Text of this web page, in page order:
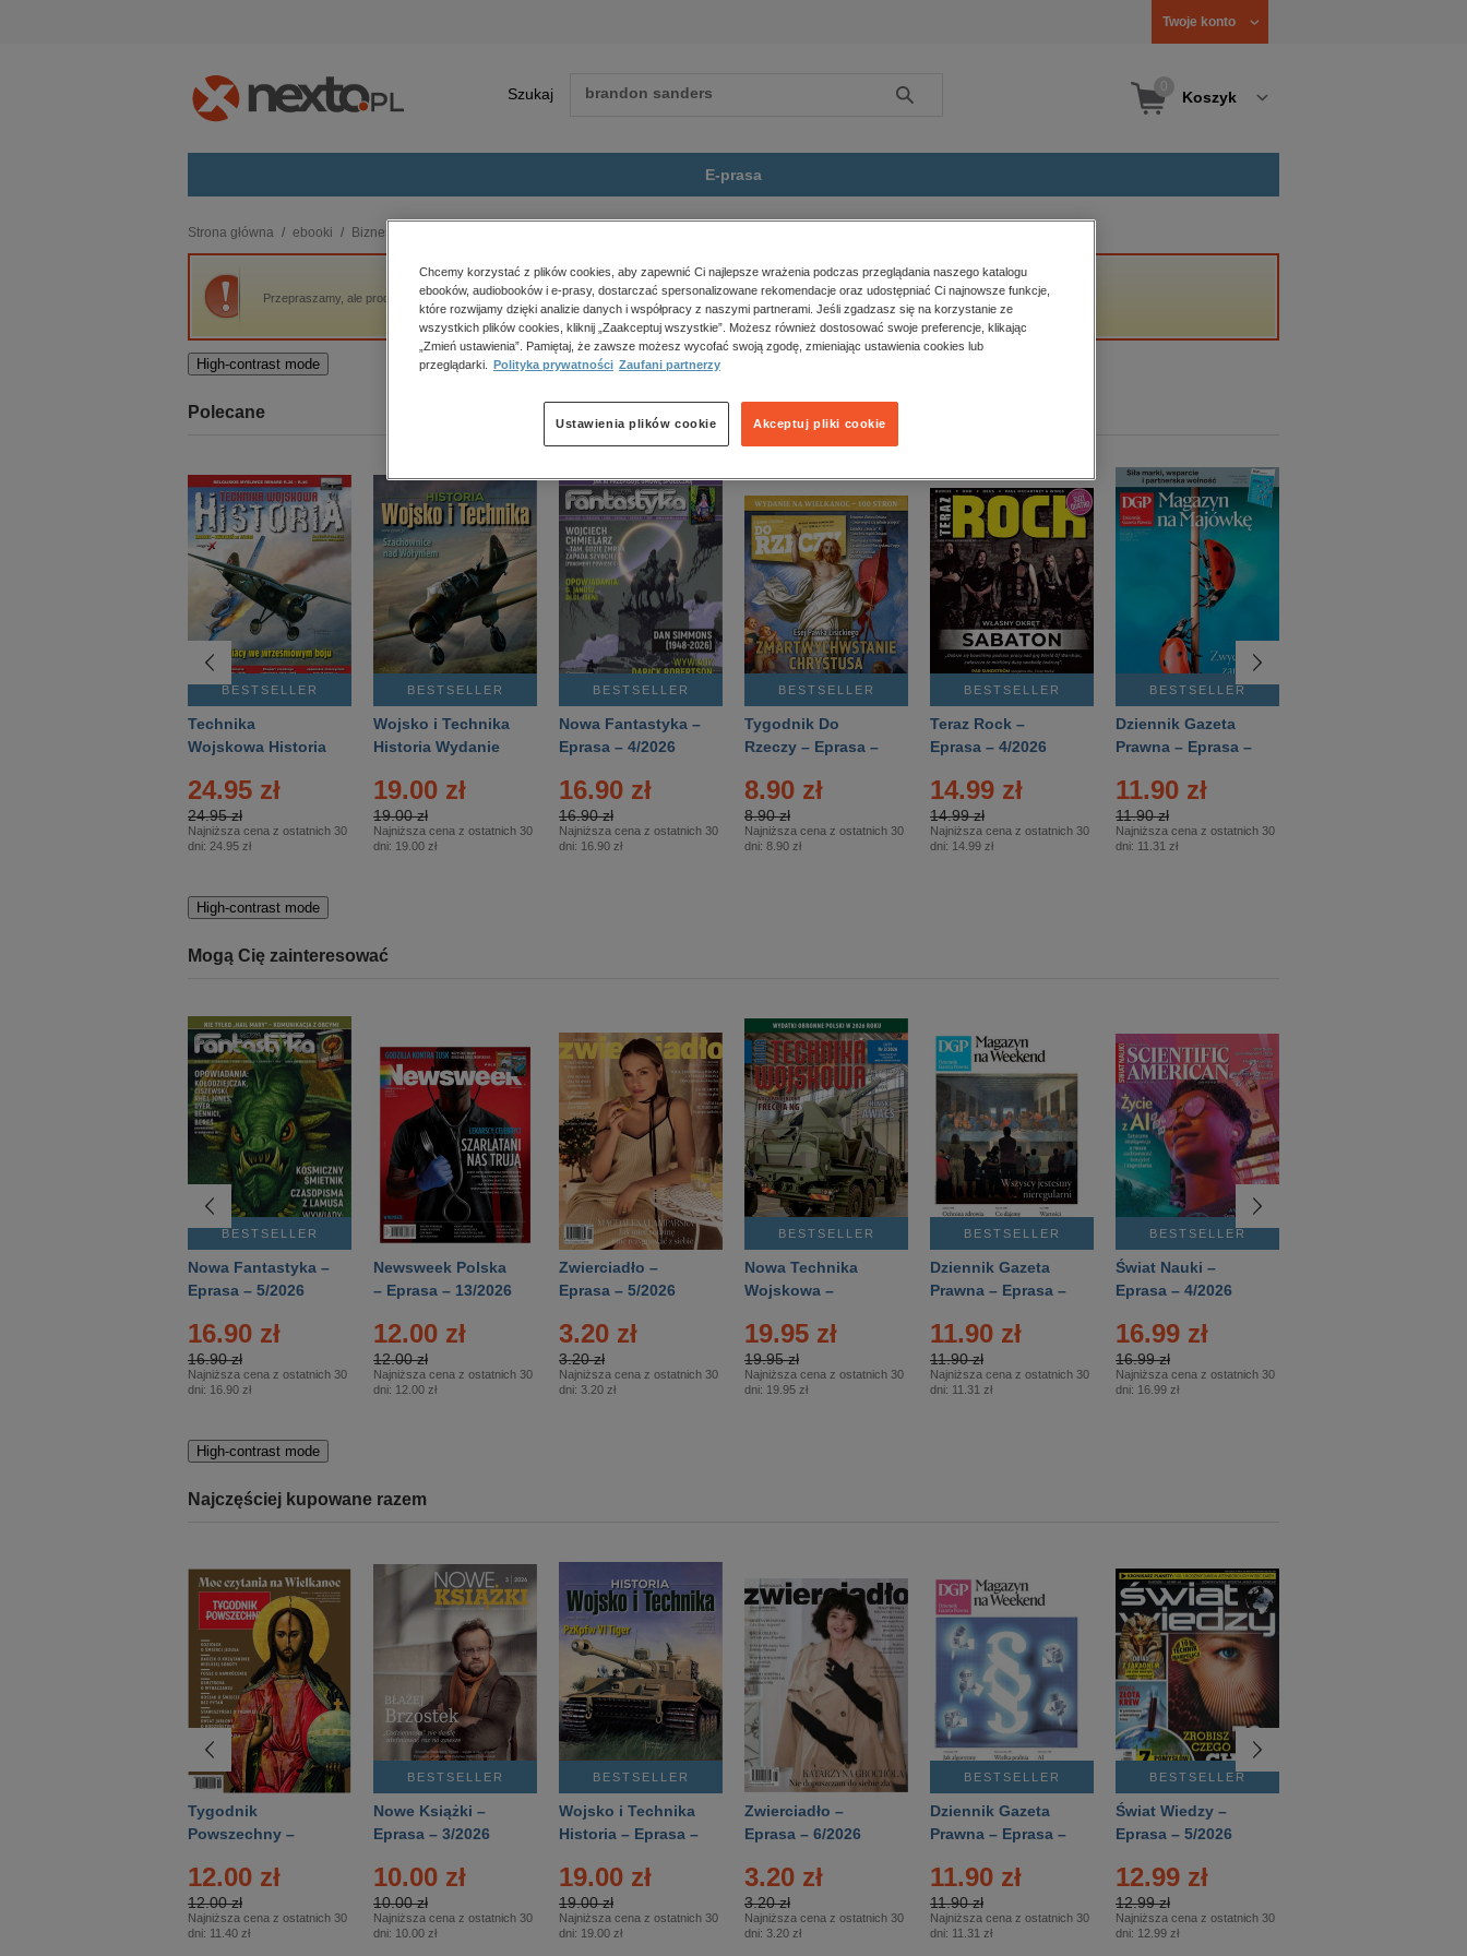
Twoje konto
Szukaj Szukaj Koszyk
E-prasa
budownictwo, aranżacja wnętrz
biznesowe, branżowe, gospodarka
darmowe wydania
edukacja
kobiece, lifestyle, kultura
polityka, społeczno-informacyjne
psychologiczne
inne
popularno-naukowe
historia
zdrowie
religie
Strona główna ebooki Biznes
Przepraszamy, ale produkt „PITY 2015” nie jest dostępny.
High-contrast mode
Polecane
BESTSELLER
Technika
Wojskowa Historia
24.95 zł
24.95 zł
Najniższa cena z ostatnich 30
dni: 24.95 zł
BESTSELLER
Wojsko i Technika
Historia Wydanie
– 2/2026
19.00 zł
19.00 zł
Najniższa cena z ostatnich 30
dni: 19.00 zł
BESTSELLER
Nowa Fantastyka –
Eprasa – 4/2026
16.90 zł
16.90 zł
Najniższa cena z ostatnich 30
dni: 16.90 zł
BESTSELLER
Tygodnik Do
Rzeczy – Eprasa –
8.90 zł
8.90 zł
Najniższa cena z ostatnich 30
dni: 8.90 zł
BESTSELLER
Teraz Rock –
Eprasa – 4/2026
14.99 zł
14.99 zł
Najniższa cena z ostatnich 30
dni: 14.99 zł
BESTSELLER
Dziennik Gazeta
Prawna – Eprasa –
11.90 zł
11.90 zł
Najniższa cena z ostatnich 30
dni: 11.31 zł
High-contrast mode
Mogą Cię zainteresować
BESTSELLER
Nowa Fantastyka –
Eprasa – 5/2026
16.90 zł
16.90 zł
Najniższa cena z ostatnich 30
dni: 16.90 zł
Newsweek Polska
– Eprasa – 13/2026
12.00 zł
12.00 zł
Najniższa cena z ostatnich 30
dni: 12.00 zł
Zwierciadło –
Eprasa – 5/2026
3.20 zł
3.20 zł
Najniższa cena z ostatnich 30
dni: 3.20 zł
BESTSELLER
Nowa Technika
Wojskowa –
19.95 zł
19.95 zł
Najniższa cena z ostatnich 30
dni: 19.95 zł
BESTSELLER
Dziennik Gazeta
Prawna – Eprasa –
11.90 zł
11.90 zł
Najniższa cena z ostatnich 30
dni: 11.31 zł
BESTSELLER
Świat Nauki –
Eprasa – 4/2026
16.99 zł
16.99 zł
Najniższa cena z ostatnich 30
dni: 16.99 zł
High-contrast mode
Najczęściej kupowane razem
Tygodnik
Powszechny –
12.00 zł
12.00 zł
Najniższa cena z ostatnich 30
dni: 11.40 zł
BESTSELLER
Nowe Książki –
Eprasa – 3/2026
10.00 zł
10.00 zł
Najniższa cena z ostatnich 30
dni: 10.00 zł
BESTSELLER
Wojsko i Technika
Historia – Eprasa –
19.00 zł
19.00 zł
Najniższa cena z ostatnich 30
dni: 19.00 zł
Zwierciadło –
Eprasa – 6/2026
3.20 zł
3.20 zł
Najniższa cena z ostatnich 30
dni: 3.20 zł
BESTSELLER
Dziennik Gazeta
Prawna – Eprasa –
11.90 zł
11.90 zł
Najniższa cena z ostatnich 30
dni: 11.31 zł
BESTSELLER
Świat Wiedzy –
Eprasa – 5/2026
12.99 zł
12.99 zł
Najniższa cena z ostatnich 30
dni: 12.99 zł
Chcemy korzystać z plików cookies, aby zapewnić Ci najlepsze wrażenia podczas przeglądania naszego katalogu
ebooków, audiobooków i e-prasy, dostarczać spersonalizowane rekomendacje oraz udostępniać Ci najnowsze funkcje,
które rozwijamy dzięki analizie danych i współpracy z naszymi partnerami. Jeśli zgadzasz się na korzystanie ze
wszystkich plików cookies, kliknij „Zaakceptuj wszystkie”. Możesz również dostosować swoje preferencje, klikając
„Zmień ustawienia”. Pamiętaj, że zawsze możesz wycofać swoją zgodę, zmieniając ustawienia cookies lub
przeglądarki.
Polityka prywatności Zaufani partnerzy
Akceptuj pliki cookie
Ustawienia plików cookie